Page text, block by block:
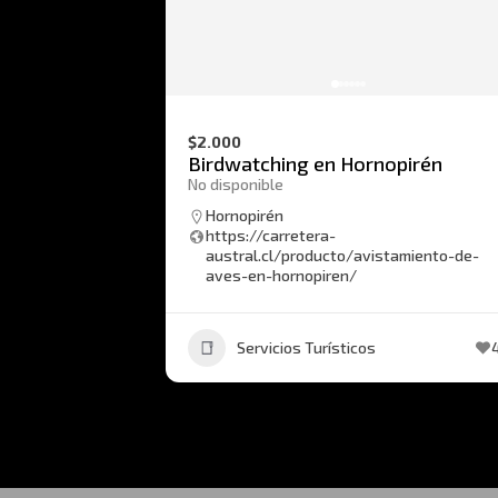
$2.000
Birdwatching en Hornopirén
No disponible
Hornopirén
https://carretera-
austral.cl/producto/avistamiento-de-
aves-en-hornopiren/
Servicios Turísticos